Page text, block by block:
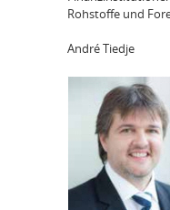
Rohstoffe und
André Tiedje